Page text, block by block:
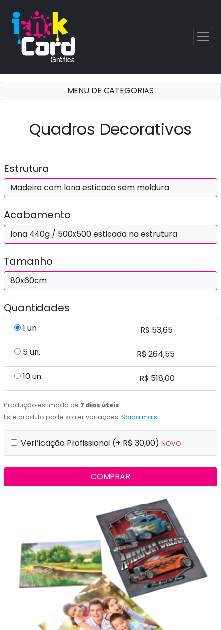
MENU DE CATEGORIAS
Quadros Decorativos
Estrutura
Madeira com lona esticada sem moldura
Acabamento
lona 440g / 500x500 esticada na estrutura
Tamanho
80x60cm
Quantidades
1 un.
R$ 53,65
5 un.
R$ 264,55
10 un.
R$ 518,00
Produção estimada de 7 dias úteis.
Este produto pode sofrer variações. Saiba mais.
Verificação Profissional (+ R$ 30,00) NOVO
COMPRAR